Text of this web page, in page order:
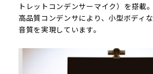
トレットコンデンサーマイク）を搭載
高品質コンデンサにより、小型ボディ
音質を実現しています。